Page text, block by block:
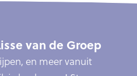
van de Groep
en meer vanuit